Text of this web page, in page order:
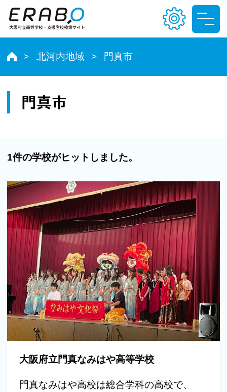
文字サイズ
小 中
北河内地域 門真市
門真市
1件の学校がヒットしました。
大阪府立門真なみはや高等学校
門真なみはや高校は総合学科の高校で、